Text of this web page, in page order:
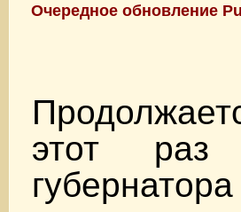
Очередное обновление
этот раз